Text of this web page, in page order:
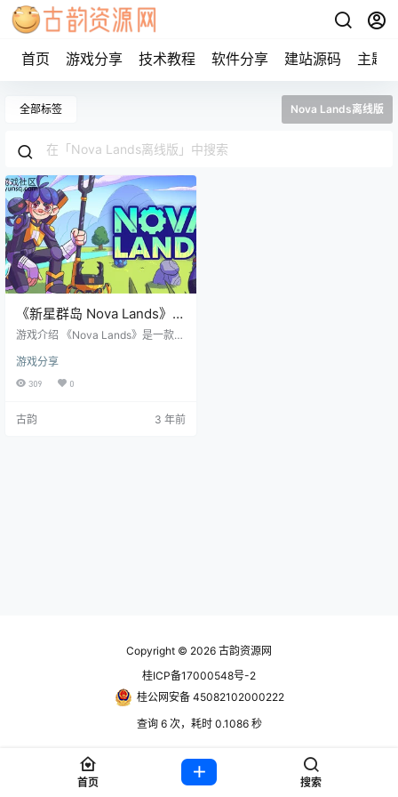
首页 游戏分享 技术教程 软件分享 建站源码 主题
全部标签 Nova Lands离线版
《新星群岛 Nova Lands》
steam正版离线版共享账号
游戏介绍 《Nova Lands》是一款着
的开放世界游戏。探索脚下的星
球，依托乐于助人的机器人打造自
群星之间的新家园！ 账号信息 使用
游戏分享
309 0
古韵 3 年前
Copyright © 2026 古韵资源网
桂ICP备17000548号-2
桂公网安备 45082102000222
查询 6 次，耗时 0.1086 秒
首页 搜索